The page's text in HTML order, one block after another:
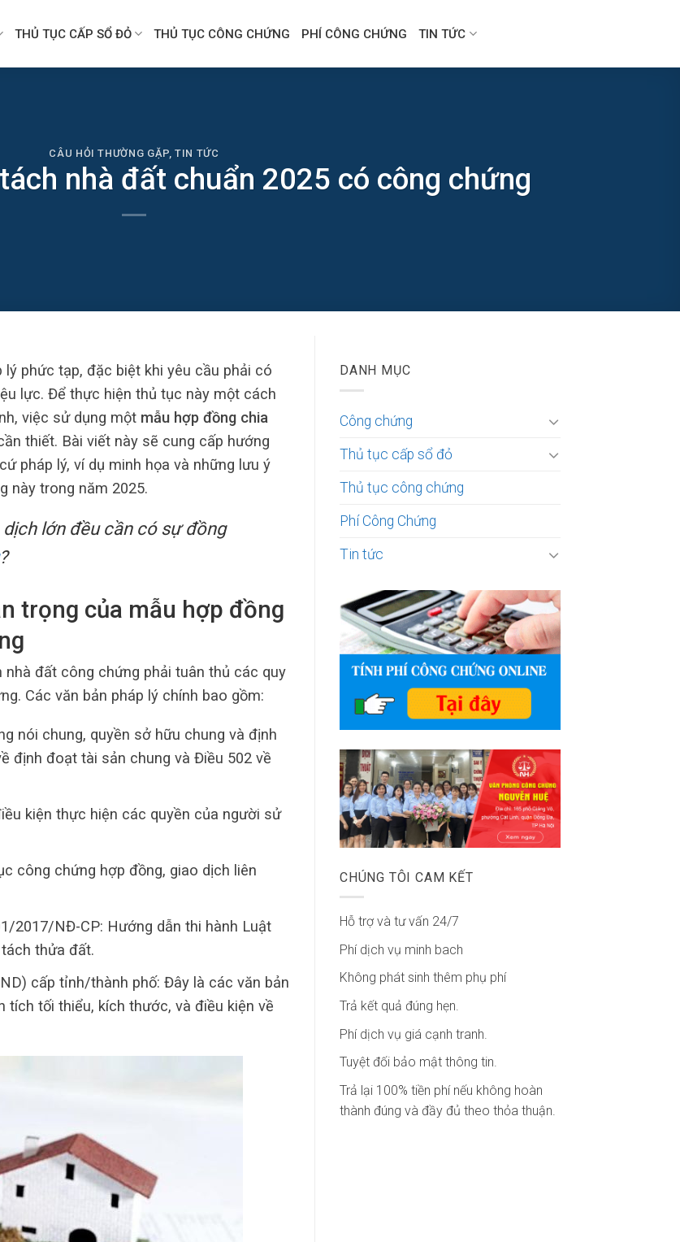
THỦ TỤC CẤP SỔ ĐỎ THỦ TỤC CÔNG CHỨNG PHÍ CÔNG CHỨNG TIN TỨC
CÂU HỎI THƯỜNG GẶP,TIN TỨC
nhà đất chuẩn 2025 có công chứng
phức tạp, đặc biệt khi yêu cầu phải có
lực. Để thực hiện thủ tục này một cách
việc sử dụng một mẫu hợp đồng chia
thiết. Bài viết này sẽ cung cấp hướng
pháp lý, ví dụ minh họa và những lưu ý
này trong năm 2025.
lớn đều cần có sự đồng
?
trọng của mẫu hợp đồng
đất công chứng phải tuân thủ các quy
Các văn bản pháp lý chính bao gồm:
nói chung, quyền sở hữu chung và định
định đoạt tài sản chung và Điều 502 về
kiện thực hiện các quyền của người sử
công chứng hợp đồng, giao dịch liên
2017/NĐ-CP: Hướng dẫn thi hành Luật
thửa đất.
cấp tỉnh/thành phố: Đây là các văn bản
tích tối thiểu, kích thước, và điều kiện về
DANH MỤC
Công chứng
Thủ tục cấp sổ đỏ
Thủ tục công chứng
Phí Công Chứng
Tin tức
CHÚNG TÔI CAM KẾT
Hỗ trợ và tư vấn 24/7
Phí dịch vụ minh bach
Không phát sinh thêm phụ phí
Trả kết quả đúng hẹn.
Phí dịch vụ giá cạnh tranh.
Tuyệt đối bảo mật thông tin.
Trả lại 100% tiền phí nếu không hoàn
thành đúng và đầy đủ theo thỏa thuận.